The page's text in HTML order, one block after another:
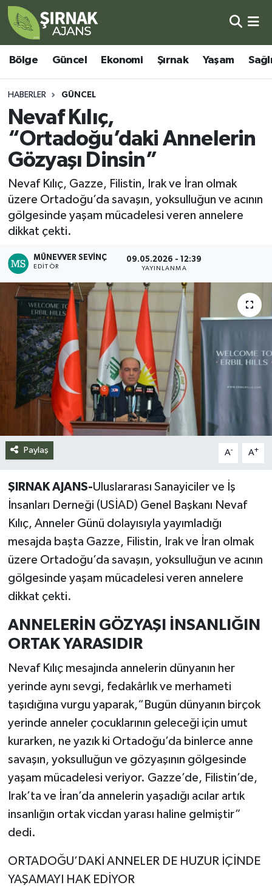
Bölge Güncel Ekonomi Şırnak Yaşam
HABERLER GÜNCEL
Nevaf Kılıç,
“Ortadoğu’daki Annelerin
Gözyaşı Dinsin”
Nevaf Kılıç, Gazze, Filistin, Irak ve İran olmak
üzere Ortadoğu’da savaşın, yoksulluğun ve acının
gölgesinde yaşam mücadelesi veren annelere
dikkat çekti.
MÜNEVVER SEVINÇ
EDITÖR
09.05.2026 - 12:39
YAYINLANMA
Paylaş A- A+
ŞIRNAK AJANS-Uluslararası Sanayiciler ve İş
İnsanları Derneği (USİAD) Genel Başkanı Nevaf
Kılıç, Anneler Günü dolayısıyla yayımladığı
mesajda başta Gazze, Filistin, Irak ve İran olmak
üzere Ortadoğu’da savaşın, yoksulluğun ve acının
gölgesinde yaşam mücadelesi veren annelere
dikkat çekti.
ANNELERİN GÖZYAŞI İNSANLIĞIN
ORTAK YARASIDIR
Nevaf Kılıç mesajında annelerin dünyanın her
yerinde aynı sevgi, fedakârlık ve merhameti
taşıdığına vurgu yaparak,“Bugün dünyanın birçok
yerinde anneler çocuklarının geleceği için umut
kurarken, ne yazık ki Ortadoğu’da binlerce anne
savaşın, yoksulluğun ve gözyaşının gölgesinde
yaşam mücadelesi veriyor. Gazze’de, Filistin’de,
Irak’ta ve İran’da annelerin yaşadığı acılar artık
insanlığın ortak vicdan yarası haline gelmiştir”
dedi.
ORTADOĞU’DAKİ ANNELER DE HUZUR İÇİNDE
YAŞAMAYI HAK EDİYOR
Bölge
Güncel
Ekonomi
Şırnak
Yaşam
Sağlık
Eğitim
Kültür - Sanat
Siyaset
Spor
Teknoloji
Yazarlar
Şırnak Nöbetçi Eczaneler
Şırnak Hava Durumu
Şirnak Namaz Vakitleri
Şırnak Trafik Yoğunluk Haritası
Süper Lig Puan Durumu ve Fikstür
Tüm Manşetler
Son Dakika Haberleri
Haber Arşivi